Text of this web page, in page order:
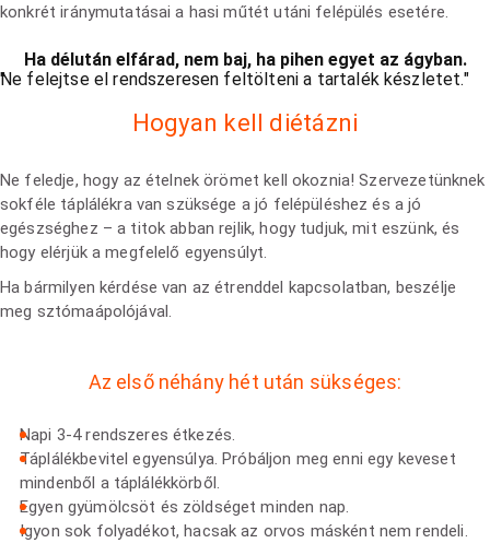
konkrét iránymutatásai a hasi műtét utáni felépülés esetére.
Ha délután elfárad, nem baj, ha pihen egyet az ágyban.
Ne felejtse el rendszeresen feltölteni a tartalék készletet.
Hogyan kell diétázni
Ne feledje, hogy az ételnek örömet kell okoznia! Szervezetünknek
sokféle táplálékra van szüksége a jó felépüléshez és a jó
egészséghez – a titok abban rejlik, hogy tudjuk, mit eszünk, és
hogy elérjük a megfelelő egyensúlyt.
Ha bármilyen kérdése van az étrenddel kapcsolatban, beszélje
meg sztómaápolójával.
Az első néhány hét után sükséges:
Napi 3-4 rendszeres étkezés.
Táplálékbevitel egyensúlya. Próbáljon meg enni egy keveset
mindenből a táplálékkörből.
Egyen gyümölcsöt és zöldséget minden nap.
Igyon sok folyadékot, hacsak az orvos másként nem rendeli.